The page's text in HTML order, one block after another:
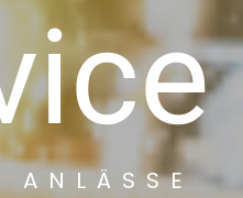
ANLÄSSE